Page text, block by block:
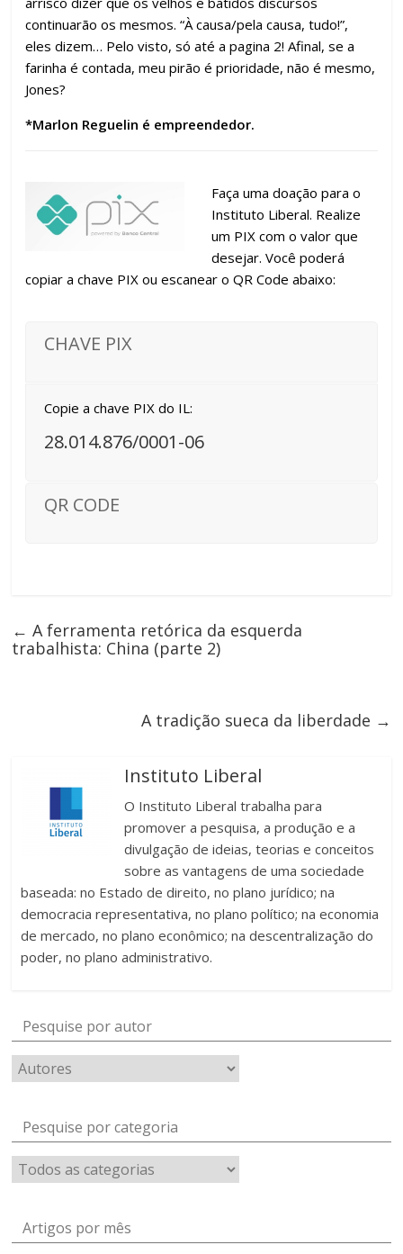
continuarão os mesmos. “À causa/pela causa, tudo!”,
eles dizem… Pelo visto, só até a pagina 2! Afinal, se a
farinha é contada, meu pirão é prioridade, não é mesmo,
Jones?
*Marlon Reguelin é empreendedor.
Faça uma doação para o
Instituto Liberal. Realize
um PIX com o valor que
desejar. Você poderá
copiar a chave PIX ou escanear o QR Code abaixo:
CHAVE PIX
Copie a chave PIX do IL:
28.014.876/0001-06
QR CODE
← A ferramenta retórica da esquerda
trabalhista: China (parte 2)
A tradição sueca da liberdade →
Instituto Liberal
O Instituto Liberal trabalha para
promover a pesquisa, a produção e a
divulgação de ideias, teorias e conceitos
sobre as vantagens de uma sociedade
baseada: no Estado de direito, no plano jurídico; na
democracia representativa, no plano político; na economia
de mercado, no plano econômico; na descentralização do
poder, no plano administrativo.
Pesquise por autor
Pesquise por categoria
Artigos por mês